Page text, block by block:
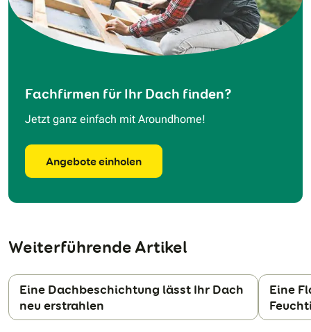
Fachfirmen für Ihr Dach finden?
Jetzt ganz einfach mit Aroundhome!
Angebote einholen
Weiterführende Artikel
Eine Dachbeschichtung lässt Ihr Dach
neu erstrahlen
Eine